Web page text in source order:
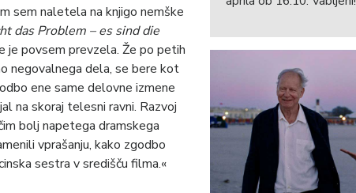
sem naletela na knjigo nemške
das Problem – es sind die
je povsem prevzela. Že po petih
negovalnega dela, se bere kot
ene same delovne izmene
na skoraj telesni ravni. Razvoj
bolj napetega dramskega
vprašanju, kako zgodbo
sestra v središču filma.«